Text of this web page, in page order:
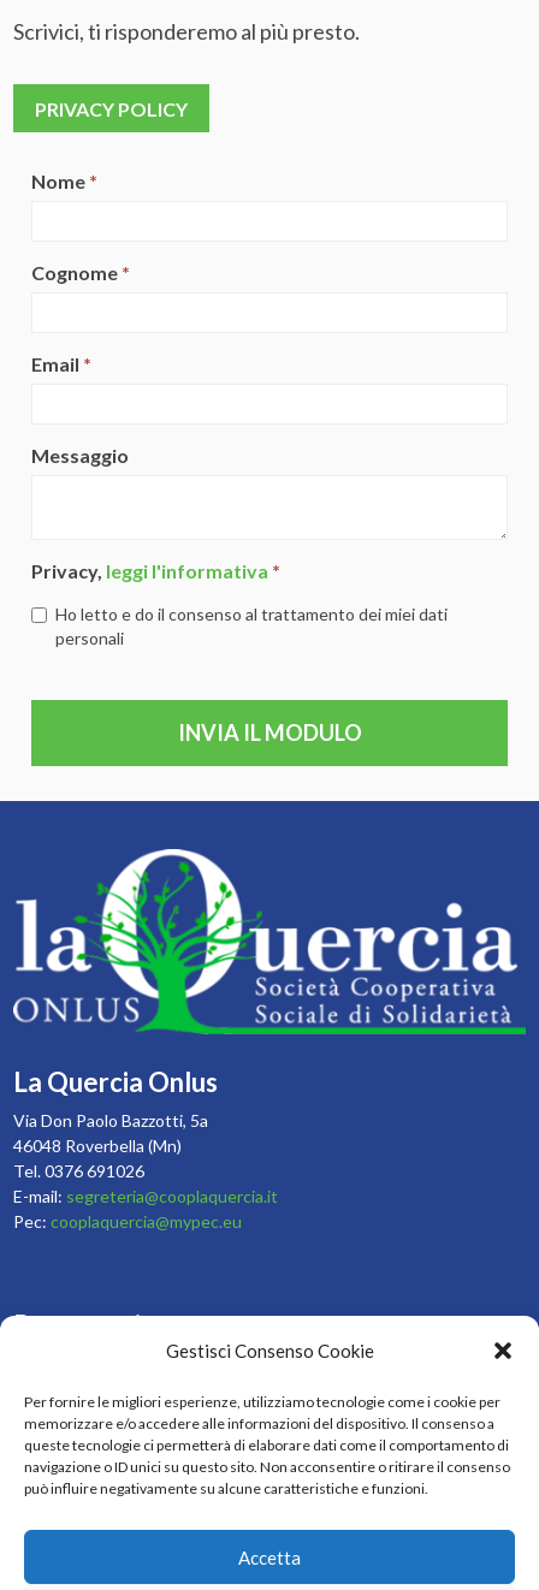
Gestisci Consenso Cookie
Per fornire le migliori esperienze, utilizziamo tecnologie come i cookie per
memorizzare e/o accedere alle informazioni del dispositivo. Il consenso a
queste tecnologie ci permetterà di elaborare dati come il comportamento di
navigazione o ID unici su questo sito. Non acconsentire o ritirare il consenso
può influire negativamente su alcune caratteristiche e funzioni.
Accetta
Scrivici, ti risponderemo al più presto.
PRIVACY POLICY
Nome *
Cognome *
Email *
Messaggio
Privacy, leggi l'informativa *
Ho letto e do il consenso al trattamento dei miei dati
personali
INVIA IL MODULO
La Quercia Onlus
Via Don Paolo Bazzotti, 5a
46048 Roverbella (Mn)
Tel. 0376 691026
E-mail: segreteria@cooplaquercia.it
Pec:cooplaquercia@mypec.eu
Resta aggiornato
Iscriviti e resta aggiornato sulle nostre attività
ISCRIVITI
Seguici sui social